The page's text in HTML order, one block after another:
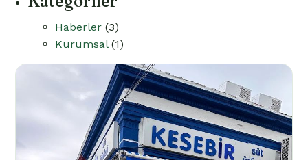
Haberler (3)
Kurumsal(1)